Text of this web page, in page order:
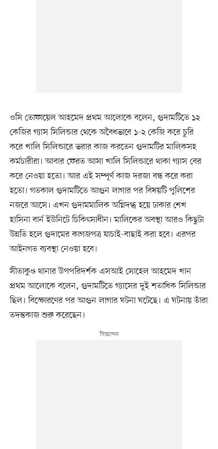
ওসি তোফায়েল আহমেদ প্রথম আলোকে বলেন, গুদামটিতে ১২
কেজির গ্যাস সিলিন্ডার থেকে অবৈধভাবে ১-২ কেজি করে চুরি
করে খালি সিলিন্ডারে ভরার কাজ করতেন গুদামটির মালিকসহ
কর্মচারীরা। আবার ফেরত আসা খালি সিলিন্ডারে থাকা গ্যাস বের
করে নেওয়া হতো। আর এই সম্পূর্ণ কাজ দরজা বন্ধ করে করা
হতো। গতকাল গুদামটিতে আগুন লাগার পর বিষয়টি পুলিশের
নজরে আসে। এখন গুদামমালিক অগ্নিদগ্ধ হয়ে ঢাকার শেখ
হাসিনা বার্ন ইউনিটে চিকিৎসাধীন। মালিকের অবস্থা আরও কিছুটা
উন্নতি হলে গুদামের কাগজপত্র যাচাই-বাছাই করা হবে। এরপর
আইনগত ব্যবস্থা নেওয়া হবে।
সীতাকুণ্ড থানার উপপরিদর্শক এসআই সোহেল আহমেদ খান
প্রথম আলোকে বলেন, গুদামটিতে গ্যাসের দুই শতাধিক সিলিন্ডার
ছিল। বিস্ফোরণের পর আগুন লাগার ঘটনা ঘটেছে। এ ঘটনায় তাঁরা
তদন্তকাজ শুরু করেছেন।